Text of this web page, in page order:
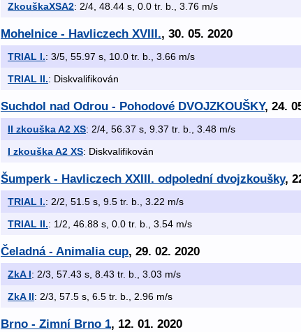
ZkouškaXSA2: 2/4, 48.44 s, 0.0 tr. b., 3.76 m/s
Mohelnice - Havliczech XVIII., 30. 05. 2020
TRIAL I.: 3/5, 55.97 s, 10.0 tr. b., 3.66 m/s
TRIAL II.: Diskvalifikován
Suchdol nad Odrou - Pohodové DVOJZKOUŠKY, 24.
II zkouška A2 XS: 2/4, 56.37 s, 9.37 tr. b., 3.48 m/s
I zkouška A2 XS: Diskvalifikován
Šumperk - Havliczech XXIII. odpolední dvojzkoušky,
TRIAL I.: 2/2, 51.5 s, 9.5 tr. b., 3.22 m/s
TRIAL II.: 1/2, 46.88 s, 0.0 tr. b., 3.54 m/s
Čeladná - Animalia cup, 29. 02. 2020
ZkA I: 2/3, 57.43 s, 8.43 tr. b., 3.03 m/s
ZkA II: 2/3, 57.5 s, 6.5 tr. b., 2.96 m/s
Brno - Zimní Brno 1, 12. 01. 2020